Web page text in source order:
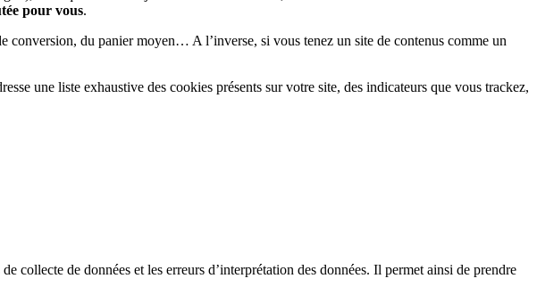
pour vous.
conversion, du panier moyen… A l’inverse, si vous tenez un site de contenus comme un
une liste exhaustive des cookies présents sur votre site, des indicateurs que vous trackez,
collecte de données et les erreurs d’interprétation des données. Il permet ainsi de prendre